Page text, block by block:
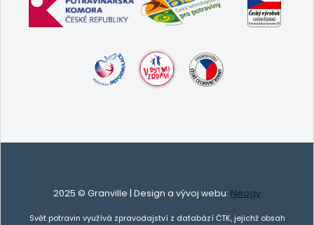
2025 © Granville | Design a vývoj webu: Neogy
Svět potravin využívá zpravodajství z databází ČTK, jejichž obsah